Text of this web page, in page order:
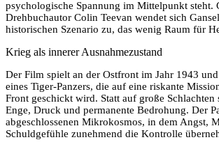
psychologische Spannung im Mittelpunkt steht.
Drehbuchautor Colin Teevan wendet sich
historischen Szenario zu, das wenig Raum für
Krieg als innerer Ausnahmezustand
Der Film spielt an der Ostfront im Jahr 1943
eines Tiger-Panzers, die auf eine riskante
Front geschickt wird. Statt auf große Schlachten
Enge, Druck und permanente Bedrohung. Der
abgeschlossenen Mikrokosmos, in dem Angst,
Schuldgefühle zunehmend die Kontrolle